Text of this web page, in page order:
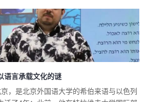
语言承载文化的谜
，是北京外国语大学的希伯来语与以色列